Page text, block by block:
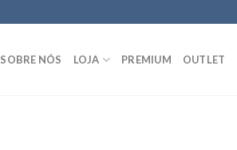
SOBRE NÓS LOJA PREMIUM OUTLET